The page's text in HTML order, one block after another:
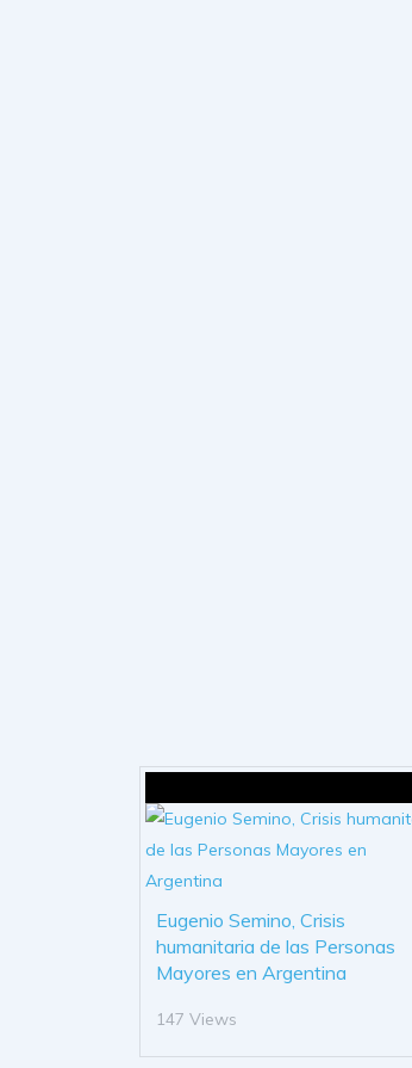
Eugenio Semino, Crisis
humanitaria de las Personas
Mayores en Argentina
147 Views